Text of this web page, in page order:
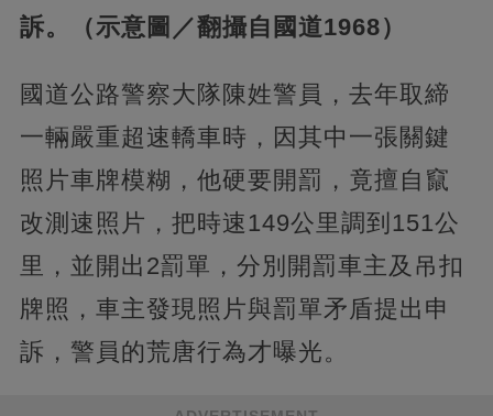
訴。（示意圖／翻攝自國道1968）
國道公路警察大隊陳姓警員，去年取締
一輛嚴重超速轎車時，因其中一張關鍵
照片車牌模糊，他硬要開罰，竟擅自竄
改測速照片，把時速149公里調到151公
里，並開出2罰單，分別開罰車主及吊扣
牌照，車主發現照片與罰單矛盾提出申
訴，警員的荒唐行為才曝光。